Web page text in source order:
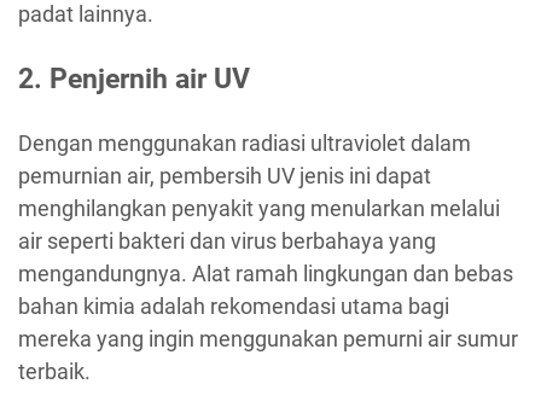
padat lainnya.
2. Penjernih air UV
Dengan menggunakan radiasi ultraviolet dalam
pemurnian air, pembersih UV jenis ini dapat
menghilangkan penyakit yang menularkan melalui
air seperti bakteri dan virus berbahaya yang
mengandungnya. Alat ramah lingkungan dan bebas
bahan kimia adalah rekomendasi utama bagi
mereka yang ingin menggunakan pemurni air sumur
terbaik.